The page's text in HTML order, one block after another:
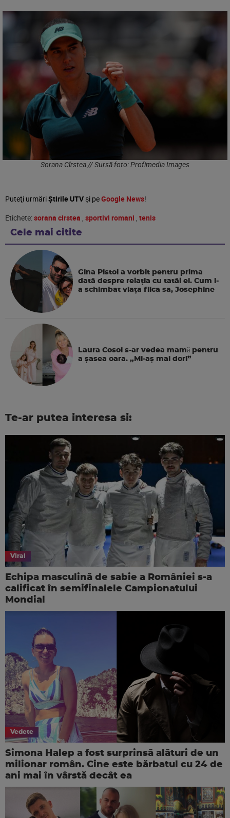
Sorana Cîrstea // Sursă foto: Profimedia Images
Puteţi urmăriȘtirile UTVşi peGoogle News!
Etichete:sorana cirstea , sportivi romani , tenis
Cele mai citite
Gina Pistol a vorbit pentru prima
dată despre relația cu tatăl ei. Cum i-
a schimbat viața fiica sa, Josephine
Laura Cosoi s-ar vedea mamǎ pentru
a şasea oara. „Mi-aș mai dori”
Te-ar putea interesa si:
Viral
Echipa masculină de sabie a României s-a
calificat în semifinalele Campionatului
Mondial
Vedete
Simona Halep a fost surprinsă alături de un
milionar român. Cine este bărbatul cu 24 de
ani mai în vârstă decât ea